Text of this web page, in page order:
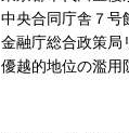
中央合同庁舎７号
金融庁総合政策局
優越的地位の濫用